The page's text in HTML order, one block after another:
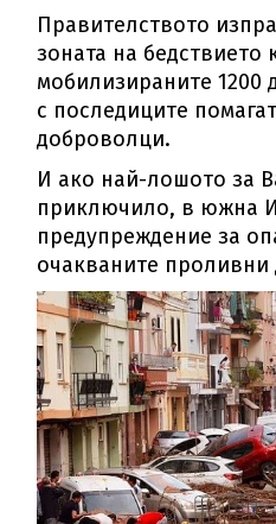
Правителството
зоната на бедствието
мобилизираните 1200
с последиците
доброволци.
И ако най-лошото за
приключило, в южна
предупреждение за
очакваните проливни